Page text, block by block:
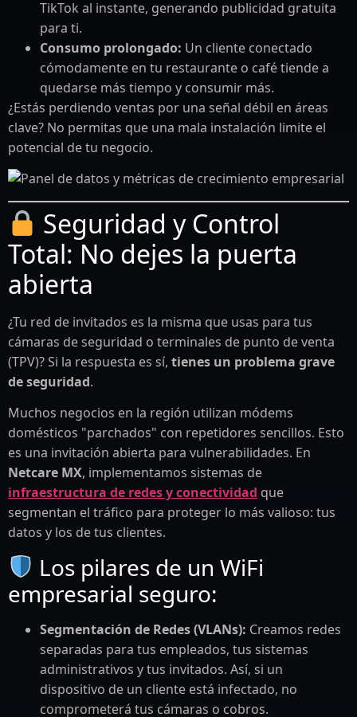
TikTok al instante, generando publicidad gratuita
para ti.
Consumo prolongado: Un cliente conectado
cómodamente en tu restaurante o café tiende a
quedarse más tiempo y consumir más.
¿Estás perdiendo ventas por una señal débil en áreas
clave? No permitas que una mala instalación limite el
potencial de tu negocio.
Seguridad y Control
Total: No dejes la puerta
abierta
¿Tu red de invitados es la misma que usas para tus
cámaras de seguridad o terminales de punto de venta
(TPV)? Si la respuesta es sí, tienes un problema grave
de seguridad.
Muchos negocios en la región utilizan módems
domésticos "parchados" con repetidores sencillos. Esto
es una invitación abierta para vulnerabilidades. En
Netcare MX, implementamos sistemas de
infraestructura de redes y conectividad que
segmentan el tráfico para proteger lo más valioso: tus
datos y los de tus clientes.
Los pilares de un WiFi
empresarial seguro:
Segmentación de Redes (VLANs): Creamos redes
separadas para tus empleados, tus sistemas
administrativos y tus invitados. Así, si un
dispositivo de un cliente está infectado, no
comprometerá tus cámaras o cobros.